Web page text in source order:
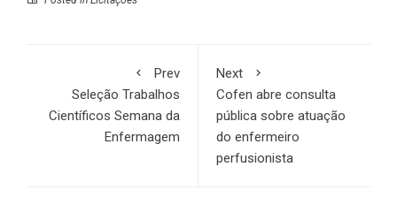
Prev
Seleção Trabalhos
Científicos Semana da
Enfermagem
Next
Cofen abre consulta
pública sobre atuação
do enfermeiro
perfusionista